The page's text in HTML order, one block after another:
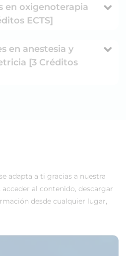
en oxigenoterapia
ECTS]
en anestesia y
[3 Créditos
adapta a ti gracias a nuestra
al contenido, descargar
desde cualquier lugar,